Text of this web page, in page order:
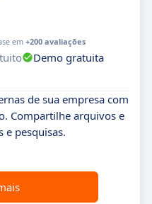
em +200 avaliações
Demo gratuita
de sua empresa com
Compartilhe arquivos e
e pesquisas.